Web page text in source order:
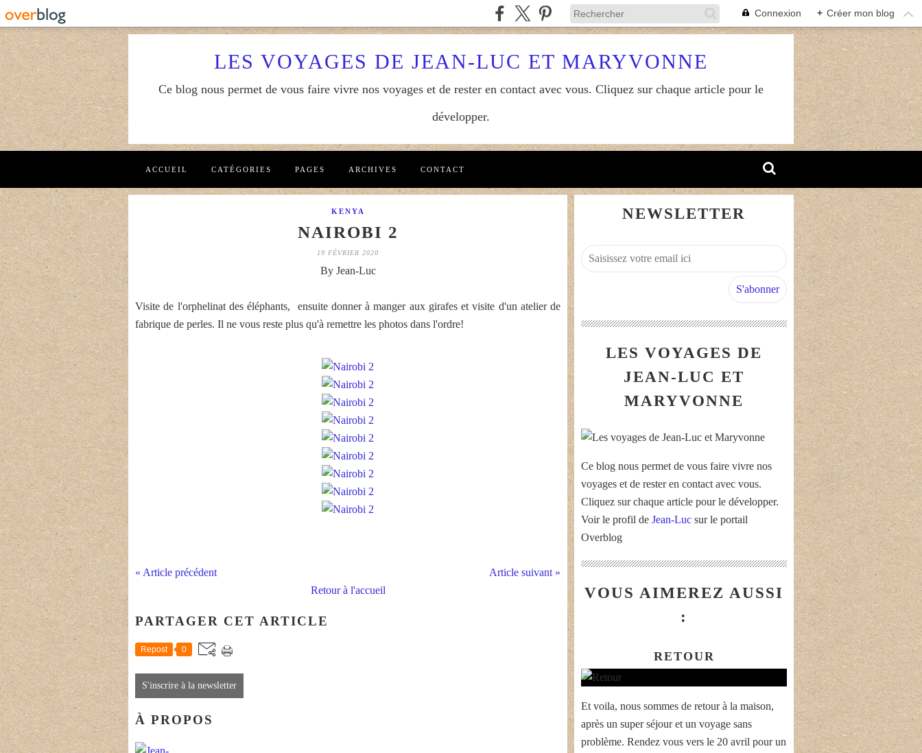
Connexion + Créer mon blog
LES VOYAGES DE JEAN-LUC ET MARYVONNE
Ce blog nous permet de vous faire vivre nos voyages et de rester en contact avec vous. Cliquez sur chaque article pour le
développer.
ACCUEIL CATÉGORIES PAGES ARCHIVES CONTACT
KENYA
NAIROBI 2
19 FÉVRIER 2020
By Jean-Luc
Visite de l'orphelinat des éléphants, ensuite donner à manger aux girafes et visite d'un atelier de
fabrique de perles. Il ne vous reste plus qu'à remettre les photos dans l'ordre!
« Article précédent
Article suivant »
Retour à l'accueil
PARTAGER CET ARTICLE
Repost 0
S'inscrire à la newsletter
À PROPOS
NEWSLETTER
LES VOYAGES DE
JEAN-LUC ET
MARYVONNE
Ce blog nous permet de vous faire vivre nos
voyages et de rester en contact avec vous.
Cliquez sur chaque article pour le développer.
Voir le profil de Jean-Luc sur le portail
Overblog
VOUS AIMEREZ AUSSI
:
RETOUR
Et voila, nous sommes de retour à la maison,
après un super séjour et un voyage sans
problème. Rendez vous vers le 20 avril pour un